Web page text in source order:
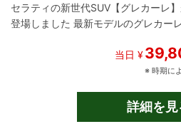
セラティの新世代SUV【グレカーレ
登場しました 最新モデルのグレカーレは２リッターの直列４気筒
い曲線美で一目でマセラティと分か
備が盛り沢山で快適で優雅な旅を演出してく
をこの上なく上質に、大切な人との
当日 ¥
※ 時期に
詳細を見